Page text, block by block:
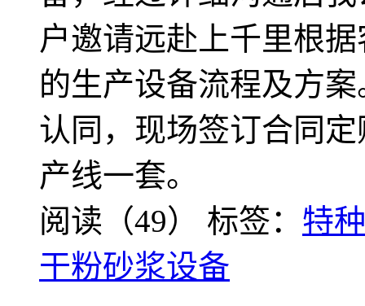
户邀请远赴上千里根
的生产设备流程及方
认同，现场签订合同
产线一套。
阅读（49） 标签： 特
干粉砂浆设备